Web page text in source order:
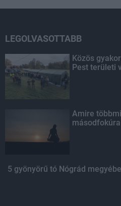
LEGOLVASOTTABB
Közös
Pest területi
Amire
5 gyönyörű tó Nógrád